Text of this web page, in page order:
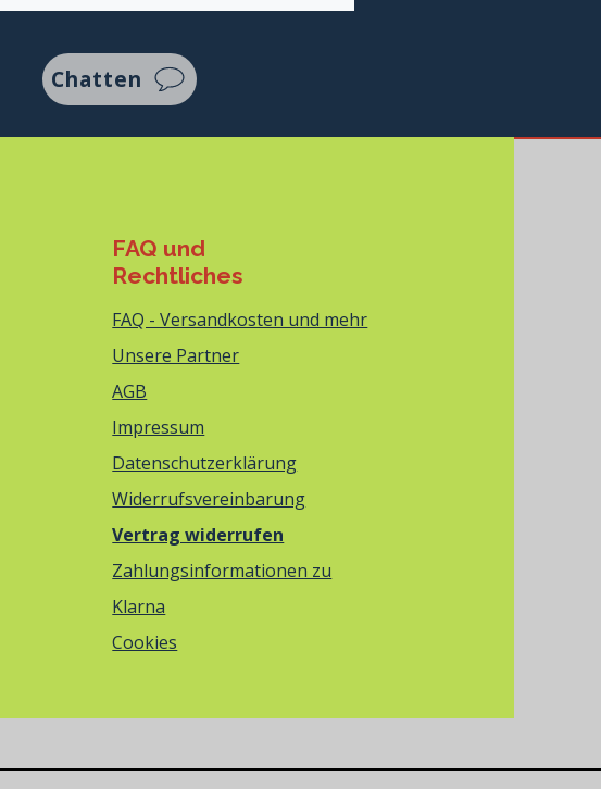
Chatten
FAQ und
Rechtliches
FAQ - Versandkosten und mehr
Unsere Partner
AGB
Impressum
Datenschutzerklärung
Widerrufsvereinbarung
Vertrag widerrufen
Zahlungsinformationen zu
Klarna
Cookies